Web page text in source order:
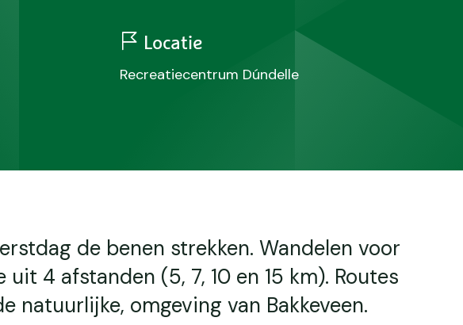
Locatie
Recreatiecentrum Dúndelle
de benen strekken. Wandelen voor
4 afstanden (5, 7, 10 en 15 km). Routes
natuurlijke, omgeving van Bakkeveen.